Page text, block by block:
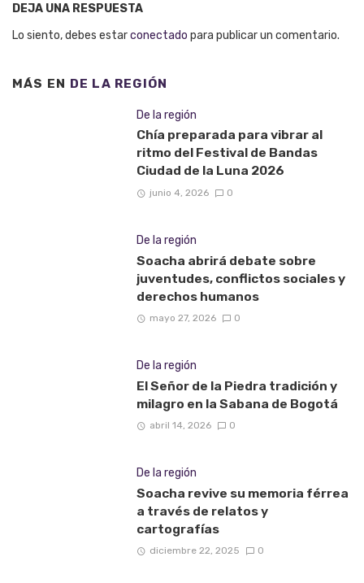
DEJA UNA RESPUESTA
Lo siento, debes estarconectado para publicar un comentario.
MÁS EN DE LA REGIÓN
De la región
Chía preparada para vibrar al
ritmo del Festival de Bandas
Ciudad de la Luna 2026
junio 4, 2026 0
De la región
Soacha abrirá debate sobre
juventudes, conflictos sociales y
derechos humanos
mayo 27, 2026 0
De la región
El Señor de la Piedra tradición y
milagro en la Sabana de Bogotá
abril 14, 2026 0
De la región
Soacha revive su memoria férrea
a través de relatos y
cartografías
diciembre 22, 2025 0